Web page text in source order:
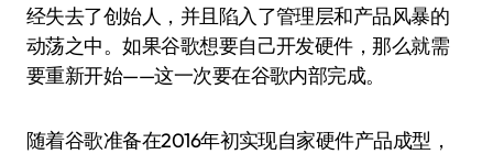
经失去了创始人，并且陷入了管理层和产品风暴的
动荡之中。如果谷歌想要自己开发硬件，那么就需
要重新开始——这一次要在谷歌内部完成。
随着谷歌准备在2016年初实现自家硬件产品成型，